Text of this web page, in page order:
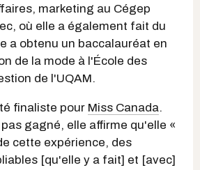
marketing au Cégep
où elle a également fait du
a obtenu un baccalauréat en
de la mode à l'École des
de l'UQAM.
finaliste pour Miss Canada.
gagné, elle affirme qu'elle «
cette expérience, des
[qu'elle y a fait] et [avec]